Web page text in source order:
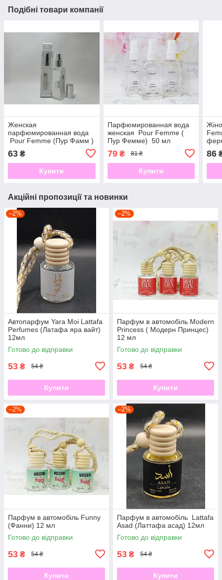
Подібні товари компанії
Женская
парфюмированная вода
Pour Femme (Пур Фамм )
63 ₴
Купити
Парфюмированная вода
женская Pour Femme (
Пур Фемме) 50 мл
79₴ 81 ₴
Купити
86
Акційні пропозиції та новинки
–2%
Автопарфум Yara Moi Lattafa
Perfumes (Латафа яра вайт)
12мл
Готово до відправки
53 ₴ 54 ₴
Купити
–2%
Парфум в автомобіль Modern
Princess ( Модерн Принцес)
12 мл
Готово до відправки
53 ₴ 54 ₴
Купити
–2%
Парфум в автомобіль Funny
(Фанни) 12 мл
Готово до відправки
53 ₴ 54 ₴
Купити
–2%
Парфум в автомобіль Lattafa
Asad (Латтафа асад) 12мл​​​​​​​
Готово до відправки
53 ₴ 54 ₴
Купити